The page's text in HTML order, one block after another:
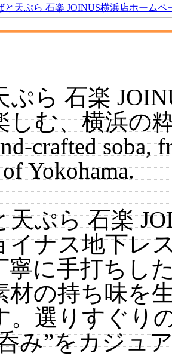
と天ぷら 石楽 JOINUS横浜店ホームペ
ぷら 石楽
しむ、横浜の
crafted soba,
Yokohama.
天ぷら 石楽
イナス地下レ
寧に手打ちし
材の持ち味を
。選りすぐり
み”をカジュ